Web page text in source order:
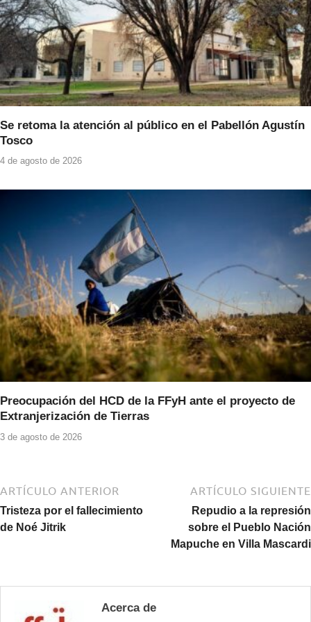
Se retoma la atención al público en el Pabellón Agustín
Tosco
4 de agosto de 2026
Preocupación del HCD de la FFyH ante el proyecto de
Extranjerización de Tierras
3 de agosto de 2026
ARTÍCULO ANTERIOR
Tristeza por el fallecimiento
de Noé Jitrik
ARTÍCULO SIGUIENTE
Repudio a la represión
sobre el Pueblo Nación
Mapuche en Villa Mascardi
Acerca de